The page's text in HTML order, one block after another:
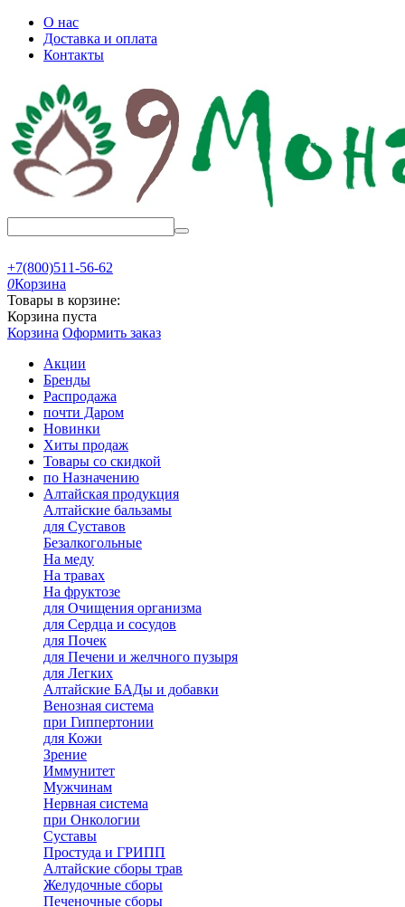
О нас
Доставка и оплата
Контакты
+7(800)511-56-62
0Корзина
Товары в корзине:
Корзина пуста
Корзина Оформить заказ
Акции
Бренды
Распродажа
почти Даром
Новинки
Хиты продаж
Товары со скидкой
по Назначению
Алтайская продукция
Алтайские бальзамы
для Суставов
Безалкогольные
На меду
На травах
На фруктозе
для Очищения организма
для Сердца и сосудов
для Почек
для Печени и желчного пузыря
для Легких
Алтайские БАДы и добавки
Венозная система
при Гиппертонии
для Кожи
Зрение
Иммунитет
Мужчинам
Нервная система
при Онкологии
Суставы
Простуда и ГРИПП
Алтайские сборы трав
Желудочные сборы
Печеночные сборы